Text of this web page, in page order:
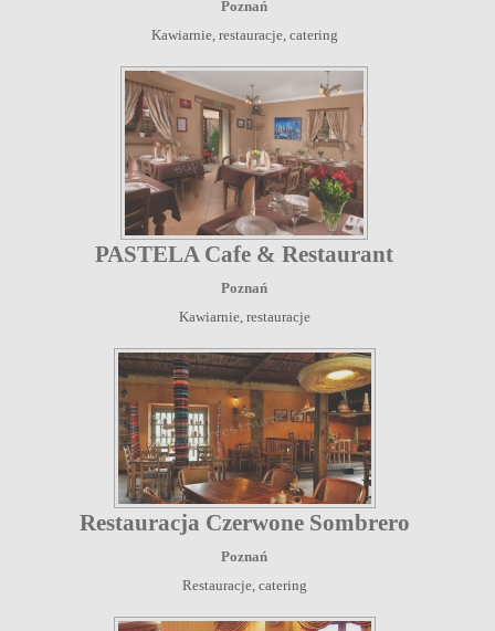
Poznań
Kawiarnie, restauracje, catering
PASTELA Cafe & Restaurant
Poznań
Kawiarnie, restauracje
Restauracja Czerwone Sombrero
Poznań
Restauracje, catering